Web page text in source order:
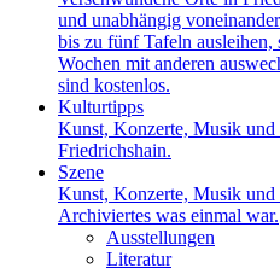
und unabhängig
bis zu fünf Tafeln ausleihen,
Wochen mit anderen
sind kostenlos.
Kulturtipps
Kunst, Konzerte, Musik und
Friedrichshain.
Szene
Kunst, Konzerte, Musik und
Archiviertes was einmal war.
Ausstellungen
Literatur